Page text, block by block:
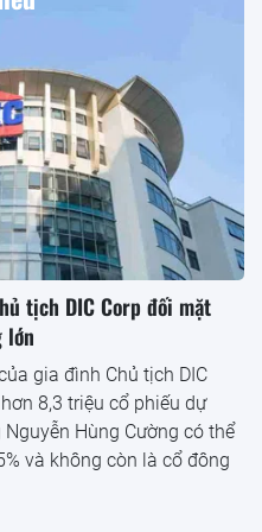
tịch DIC Corp đối mặt
lớn
gia đình Chủ tịch DIC
8,3 triệu cổ phiếu dự
Hùng Cường có thể
và không còn là cổ đông